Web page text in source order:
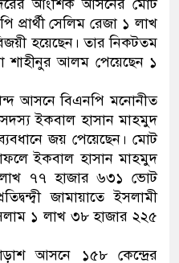
আংশিক আসনের মোট
প্রার্থী সেলিম রেজা ১ লাখ
হয়েছেন। তার নিকটতম
শাহীনুর আলম পেয়েছেন ১
আসনে বিএনপি মনোনীত
সদস্য ইকবাল হাসান মাহমুদ
জয় পেয়েছেন। মোট
ইকবাল হাসান মাহমুদ
৭৭ হাজার ৬৩১ ভোট
জামায়াতে ইসলামী
১ লাখ ৩৮ হাজার ২২৫
আসনে ১৫৮ কেন্দ্রের